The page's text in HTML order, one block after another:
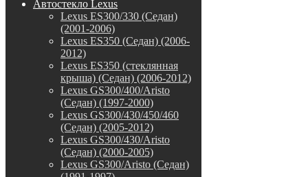
Автостекло Lexus
Lexus ES300/330 (Седан)
(2001-2006)
Lexus ES350 (Седан) (2006-
2012)
Lexus ES350 (стеклянная
крыша) (Седан) (2006-2012)
Lexus GS300/400/Aristo
(Седан) (1997-2000)
Lexus GS300/430/450/460
(Седан) (2005-2012)
Lexus GS300/430/Aristo
(Седан) (2000-2005)
Lexus GS300/Aristo (Седан)